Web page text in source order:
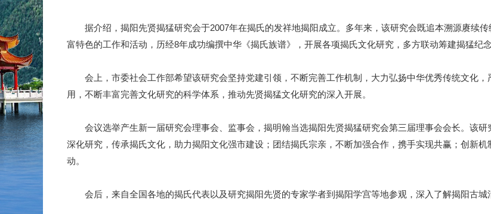
据介绍，揭阳先贤揭猛研究会于2007年在揭氏的发祥地揭阳成立。多年来，该研究会既追本溯源赓续
富特色的工作和活动，历经8年成功编撰中华《揭氏族谱》，开展各项揭氏文化研究，多方联动筹建揭猛纪
会上，市委社会工作部希望该研究会坚持党建引领，不断完善工作机制，大力弘扬中华优秀传统文化，
用，不断丰富完善文化研究的科学体系，推动先贤揭猛文化研究的深入开展。
会议选举产生新一届研究会理事会、监事会，揭明翰当选揭阳先贤揭猛研究会第三届理事会会长。该研
深化研究，传承揭氏文化，助力揭阳文化强市建设；团结揭氏宗亲，不断加强合作，携手实现共赢；创新
动。
会后，来自全国各地的揭氏代表以及研究揭阳先贤的专家学者到揭阳学宫等地参观，深入了解揭阳古城